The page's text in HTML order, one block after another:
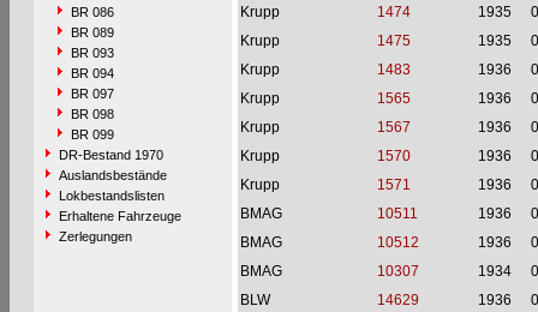
BR 086
BR 089
BR 093
BR 094
BR 097
BR 098
BR 099
DR-Bestand 1970
Auslandsbestände
Lokbestandslisten
Erhaltene Fahrzeuge
Zerlegungen
Krupp
1474 1935
Krupp
1475 1935
Krupp
1483 1936
Krupp
1565 1936
Krupp
1567 1936
Krupp
1570 1936
Krupp
1571 1936
BMAG
10511 1936
BMAG
10512 1936
BMAG
10307 1934
BLW
14629 1936